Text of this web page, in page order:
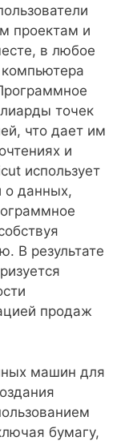
проектам и
в любое
точек
что дает им
и
использует
о данных,
В результате
продаж
машин для
бумагу,